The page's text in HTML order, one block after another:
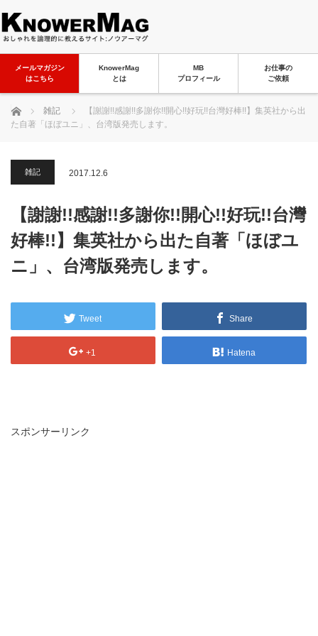
メールマガジン
はこちら
KnowerMag
とは
MB
プロフィール
お仕事の
ご依頼
ホーム 雑記
【謝謝!!感謝!!多謝你!!開心!!好玩!!台灣好棒!!】集英社から出
た自著「ほぼユニ」、台湾版発売します。
雑記 2017.12.6
【謝謝!!感謝!!多謝你!!開心!!好玩!!台灣
好棒!!】集英社から出た自著「ほぼユ
ニ」、台湾版発売します。
Tweet Share
+1 Hatena
スポンサーリンク